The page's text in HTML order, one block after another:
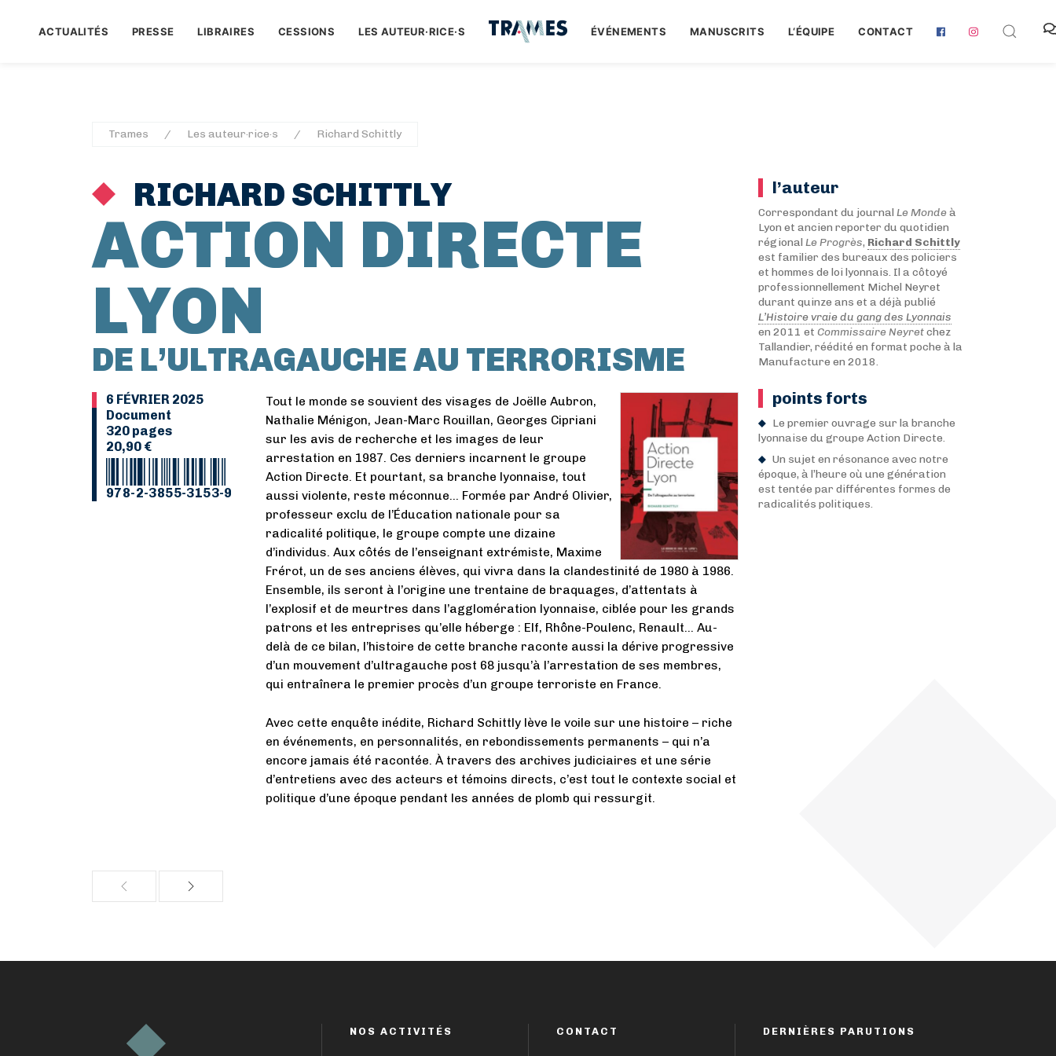
ACTUALITÉS PRESSE LIBRAIRES CESSIONS LES AUTEUR·RICE·S ÉVÉNEMENTS MANUSCRITS L‘ÉQUIPE CONTACT
Trames Les auteur·rice·s Richard Schittly
RICHARD SCHITTLY
ACTION DIRECTE
LYON
DE L’ULTRAGAUCHE AU TERRORISME
6 FÉVRIER 2025
Document
320 pages
20,90 €
978-2-3855-3153-9
Tout le monde se souvient des visages de Joëlle Aubron,
Nathalie Ménigon, Jean-Marc Rouillan, Georges Cipriani
sur les avis de recherche et les images de leur
arrestation en 1987. Ces derniers incarnent le groupe
Action Directe. Et pourtant, sa branche lyonnaise, tout
aussi violente, reste méconnue… Formée par André Olivier,
professeur exclu de l’Éducation nationale pour sa
radicalité politique, le groupe compte une dizaine
d’individus. Aux côtés de l’enseignant extrémiste, Maxime
Frérot, un de ses anciens élèves, qui vivra dans la clandestinité de 1980 à 1986.
Ensemble, ils seront à l’origine une trentaine de braquages, d’attentats à
l’explosif et de meurtres dans l’agglomération lyonnaise, ciblée pour les grands
patrons et les entreprises qu’elle héberge : Elf, Rhône-Poulenc, Renault… Au-
delà de ce bilan, l’histoire de cette branche raconte aussi la dérive progressive
d’un mouvement d’ultragauche post 68 jusqu’à l’arrestation de ses membres,
qui entraînera le premier procès d’un groupe terroriste en France.
Avec cette enquête inédite, Richard Schittly lève le voile sur une histoire – riche
en événements, en personnalités, en rebondissements permanents – qui n’a
encore jamais été racontée. À travers des archives judiciaires et une série
d’entretiens avec des acteurs et témoins directs, c’est tout le contexte social et
politique d’une époque pendant les années de plomb qui ressurgit.
l’auteur
Correspondant du journal Le Mondeà
Lyon et ancien reporter du quotidien
régional Le Progrès, Richard Schittly
est familier des bureaux des policiers
et hommes de loi lyonnais. Il a côtoyé
professionnellement Michel Neyret
durant quinze ans et a déjà publié
L’Histoire vraie du gang des Lyonnais
en 2011 et Commissaire Neyretchez
Tallandier, réédité en format poche à la
Manufacture en 2018.
points forts
Le premier ouvrage sur la branche
lyonnaise du groupe Action Directe.
Un sujet en résonance avec notre
époque, à l’heure où une génération
est tentée par différentes formes de
radicalités politiques.
NOS ACTIVITÉS CONTACT DERNIÈRES PARUTIONS